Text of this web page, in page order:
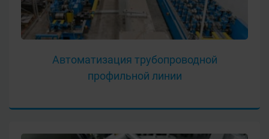
Автоматизация трубопроводной
профильной линии